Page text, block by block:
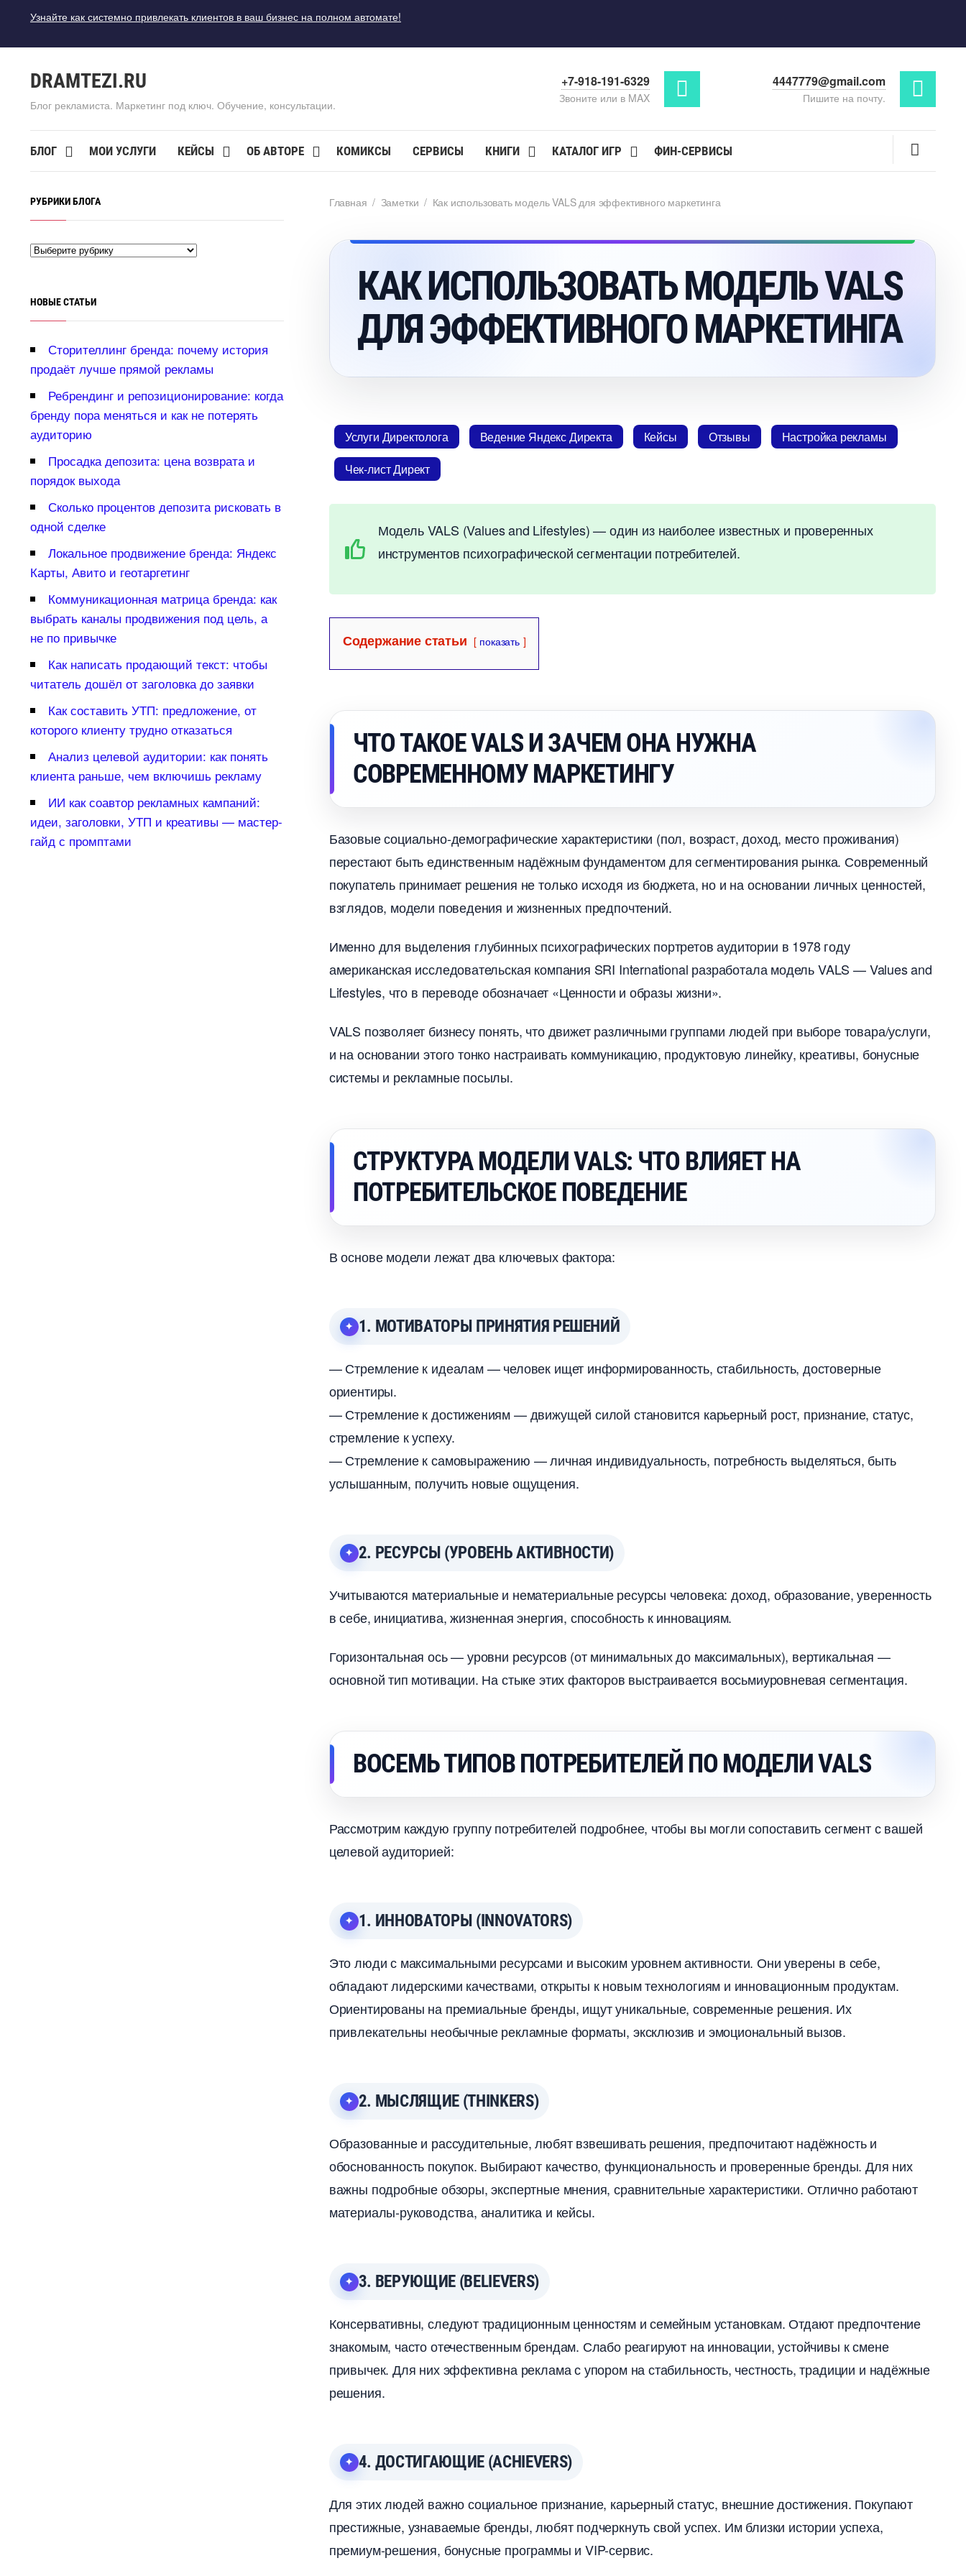
Узнайте как системно привлекать клиентов в ваш бизнес на полном автомате!
DRAMTEZI.RU
Блог рекламиста. Маркетинг под ключ. Обучение, консультации.
+7-918-191-6329
Звоните или в MAX
4447779@gmail.com
Пишите на почту.
БЛОГ МОИ УСЛУГИ КЕЙСЫ ОБ АВТОРЕ КОМИКСЫ СЕРВИСЫ КНИГИ КАТАЛОГ ИГР ФИН-СЕРВИСЫ
Главная / Заметки / Как использовать модель VALS для эффективного маркетинга
КАК ИСПОЛЬЗОВАТЬ МОДЕЛЬ VALS
ДЛЯ ЭФФЕКТИВНОГО МАРКЕТИНГА
Услуги Директолога едение Яндекс Директа Кейсы Отзывы
Настройка рекламы
Чек-лист Директ
Модель VALS (Values and Lifestyles) — один из наиболее известных и проверенных
инструментов психографической сегментации потребителей.
Содержание статьи показать
ЧТО ТАКОЕ VALS И ЗАЧЕМ ОНА НУЖНА
СОВРЕМЕННОМУ МАРКЕТИНГУ
Базовые социально-демографические характеристики (пол, возраст, доход, место проживания)
перестают быть единственным надёжным фундаментом для сегментирования рынка. Современный
покупатель принимает решения не только исходя из бюджета, но и на основании личных ценностей,
зглядов, модели поведения и жизненных предпочтений.
Именно для выделения глубинных психографических портретов аудитории в 1978 году
американская исследовательская компания SRI International разработала модель VALS — Values and
Lifestyles, что в переводе обозначает «Ценности и образы жизни».
VALS позволяет бизнесу понять, что движет различными группами людей при выборе товара/услуги,
и на основании этого тонко настраивать коммуникацию, продуктовую линейку, креативы, бонусные
системы и рекламные посылы.
СТРУКТУРА МОДЕЛИ VALS: ЧТО ВЛИЯЕТ НА
ПОТРЕБИТЕЛЬСКОЕ ПОВЕДЕНИЕ
основе модели лежат два ключевых фактора:
1. МОТИВАТОРЫ ПРИНЯТИЯ РЕШЕНИЙ
— Стремление к идеалам — человек ищет информированность, стабильность, достоверные
ориентиры.
— Стремление к достижениям — движущей силой становится карьерный рост, признание, статус,
стремление к успеху.
— Стремление к самовыражению — личная индивидуальность, потребность выделяться, быть
услышанным, получить новые ощущения.
2. РЕСУРСЫ (УРОВЕНЬ АКТИВНОСТИ)
Учитываются материальные и нематериальные ресурсы человека: доход, образование, уверенность
себе, инициатива, жизненная энергия, способность к инновациям.
Горизонтальная ось — уровни ресурсов (от минимальных до максимальных), вертикальная —
основной тип мотивации. На стыке этих факторов выстраивается восьмиуровневая сегментация.
ОСЕМЬ ТИПОВ ПОТРЕБИТЕЛЕЙ ПО МОДЕЛИ VALS
Рассмотрим каждую группу потребителей подробнее, чтобы вы могли сопоставить сегмент с вашей
целевой аудиторией:
1. ИННОВАТОРЫ (INNOVATORS)
Это люди с максимальными ресурсами и высоким уровнем активности. Они уверены в себе,
обладают лидерскими качествами, открыты к новым технологиям и инновационным продуктам.
Ориентированы на премиальные бренды, ищут уникальные, современные решения. Их
привлекательны необычные рекламные форматы, эксклюзив и эмоциональный вызов.
2. МЫСЛЯЩИЕ (THINKERS)
Образованные и рассудительные, любят взвешивать решения, предпочитают надёжность и
обоснованность покупок. Выбирают качество, функциональность и проверенные бренды. Для них
ажны подробные обзоры, экспертные мнения, сравнительные характеристики. Отлично работают
материалы-руководства, аналитика и кейсы.
3. ВЕРУЮЩИЕ (BELIEVERS)
Консервативны, следуют традиционным ценностям и семейным установкам. Отдают предпочтение
знакомым, часто отечественным брендам. Слабо реагируют на инновации, устойчивы к смене
привычек. Для них эффективна реклама с упором на стабильность, честность, традиции и надёжные
решения.
4. ДОСТИГАЮЩИЕ (ACHIEVERS)
Для этих людей важно социальное признание, карьерный статус, внешние достижения. Покупают
престижные, узнаваемые бренды, любят подчеркнуть свой успех. Им близки истории успеха,
премиум-решения, бонусные программы и VIP-сервис.
РУБРИКИ БЛОГА
НОВЫЕ СТАТЬИ
Сторителлинг бренда: почему история
продаёт лучше прямой рекламы
Ребрендинг и репозиционирование: когда
ренду пора меняться и как не потерять
аудиторию
Просадка депозита: цена возврата и
порядок выхода
Сколько процентов депозита рисковать
одной сделке
Локальное продвижение бренда: Яндекс
Карты, Авито и геотаргетин
Коммуникационная матрица бренда: как
ыбрать каналы продвижения под цель, а
не по привычке
Как написать продающий текст: чтобы
читатель дошёл от заголовка до заявки
Как составить УТП: предложение, от
которого клиенту трудно отказаться
Анализ целевой аудитории: как понять
клиента раньше, чем включишь рекламу
ИИ как соавтор рекламных кампаний:
идеи, заголовки, УТП и креативы — мастер-
айд с промптами